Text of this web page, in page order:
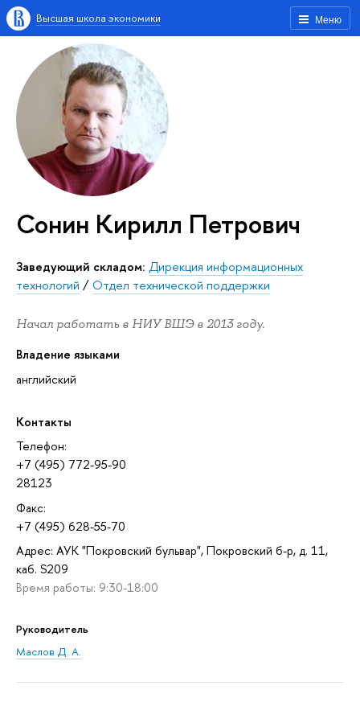
Меню
Высшая школа экономики
Сонин Кирилл Петрович
Заведующий складом: Дирекция информационных
технологий /Отдел технической поддержки
Начал работать в НИУ ВШЭ в 2013 году.
Владение языками
английский
Контакты
Телефон:
+7 (495) 772-95-90
28123
Факс:
+7 (495) 628-55-70
Адрес: АУК "Покровский бульвар", Покровский б-р, д. 11,
каб. S209
Время работы: 9:30-18:00
Руководитель
Маслов Д. А.